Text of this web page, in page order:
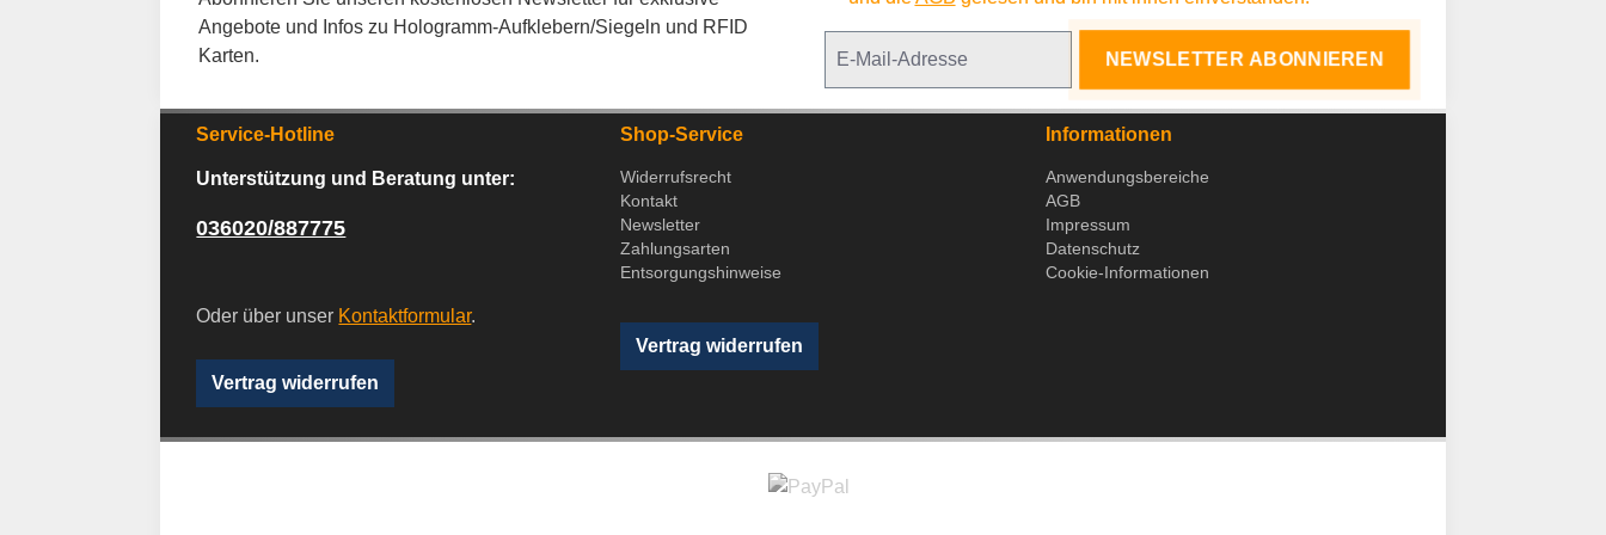
Angebote und Infos zu Hologramm-Aufklebern/Siegeln und RFID
Karten.
NEWSLETTER ABONNIEREN
Service-Hotline
Unterstützung und Beratung unter:
036020/887775
Oder über unser Kontaktformular.
Vertrag widerrufen
Shop-Service
Widerrufsrecht
Kontakt
Newsletter
Zahlungsarten
Entsorgungshinweise
Vertrag widerrufen
Informationen
Anwendungsbereiche
AGB
Impressum
Datenschutz
Cookie-Informationen